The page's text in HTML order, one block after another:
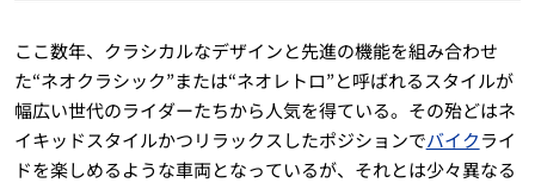
ここ数年、クラシカルなデザインと先進の機能を組み合わせ
た“ネオクラシック”または“ネオレトロ”と呼ばれるスタイルが
幅広い世代のライダーたちから人気を得ている。その殆どはネ
イキッドスタイルかつリラックスしたポジションでバイクライ
ドを楽しめるような車両となっているが、それとは少々異なる